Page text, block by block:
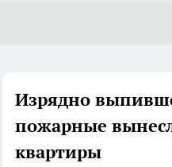
Изрядно
пожарные
квартиры